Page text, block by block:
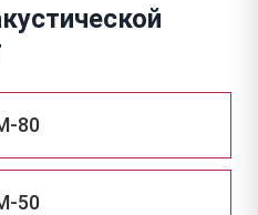
80
50